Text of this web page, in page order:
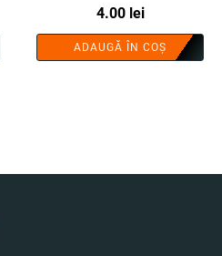
SMART®
4.00 lei
ADAUGĂ ÎN COȘ